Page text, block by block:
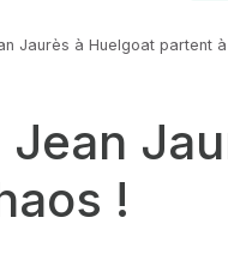
Jaurès à Huelgoat partent
!